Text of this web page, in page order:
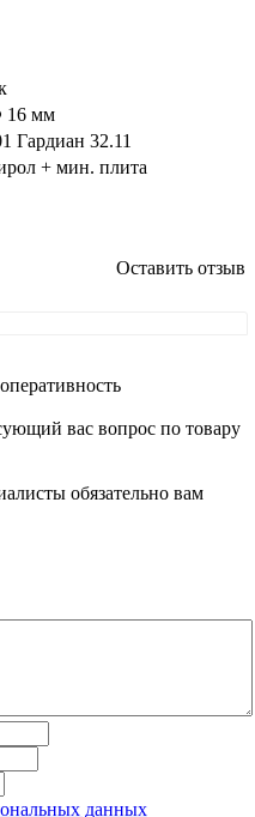
16 мм
Гардиан 32.11
+ мин. плита
Оставить отзыв
вас вопрос по товару
обязательно вам
данных